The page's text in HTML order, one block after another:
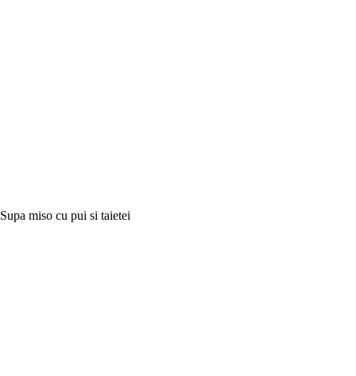
Supa miso cu pui si taietei